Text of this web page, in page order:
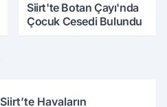
Siirt'te Botan Çayı'nda
Çocuk Cesedi Bulundu
Siirt’te Havaların